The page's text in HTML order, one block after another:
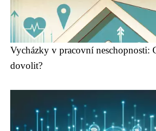
Vycházky v pracovní neschopnosti:
dovolit?